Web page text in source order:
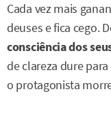
Cada vez mais
deuses e fica cego.
consciência dos
de clareza dure
o protagonista